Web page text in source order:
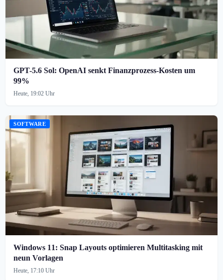
GPT-5.6 Sol: OpenAI senkt Finanzprozess-Kosten um
99%
Heute, 19:02 Uhr
SOFTWARE
Windows 11: Snap Layouts optimieren Multitasking mit
neun Vorlagen
Heute, 17:10 Uhr